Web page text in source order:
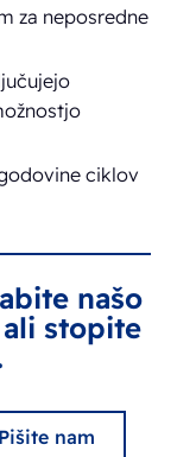
za neposredne
ciklov
našo
stopite
Pišite nam